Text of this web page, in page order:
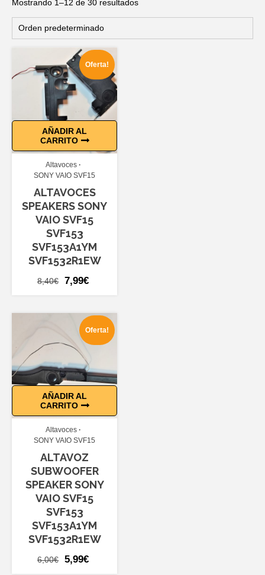
Mostrando 1–12 de 30 resultados
AÑADIR AL
CARRITO
Oferta!
Altavoces
SONY VAIO SVF15
ALTAVOCES
SPEAKERS SONY
VAIO SVF15
SVF153
SVF153A1YM
SVF1532R1EW
8,40€
El
8,40€.
7,99€
7,99€.
AÑADIR AL
CARRITO
Oferta!
Altavoces
SONY VAIO SVF15
ALTAVOZ
SUBWOOFER
SPEAKER SONY
VAIO SVF15
SVF153
SVF153A1YM
SVF1532R1EW
6,00€
El
5,99€